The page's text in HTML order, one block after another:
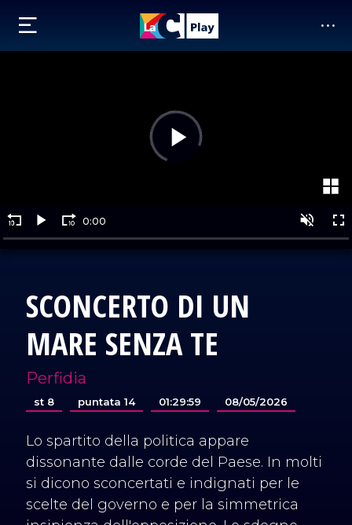
SCONCERTO DI UN
MARE SENZA TE
Perfidia
st 8 puntata 14 01:29:59 08/05/2026
Lo spartito della politica appare
dissonante dalle corde del Paese. In molti
si dicono sconcertati e indignati per le
scelte del governo e per la simmetrica